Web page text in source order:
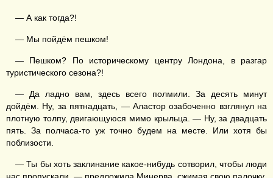
— А как тогда?!
— Мы пойдём пешком!
— Пешком? По историческому центру Лондона, в разгар
туристического сезона?!
— Да ладно вам, здесь всего полмили. За десять минут
дойдём. Ну, за пятнадцать, — Аластор озабоченно взглянул на
плотную толпу, двигающуюся мимо крыльца. — Ну, за двадцать
пять. За полчаса-то уж точно будем на месте. Или хотя бы
поблизости.
— Ты бы хоть заклинание какое-нибудь сотворил, чтобы люди